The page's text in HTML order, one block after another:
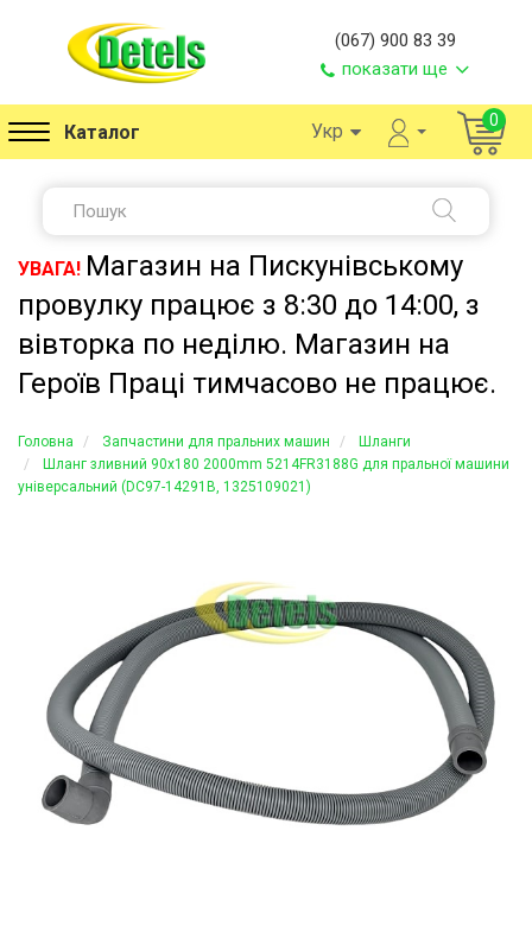
(067) 900 83 39
показати ще
Каталог Укр 0
УВАГА! Магазин на Пискунівському
провулку працює з 8:30 до 14:00, з
вівторка по неділю. Магазин на
Героїв Праці тимчасово не працює.
Головна Запчастини для пральних машин
Шланги
Шланг зливний 90x180 2000mm 5214FR3188G для пральної машини
універсальний (DC97-14291B, 1325109021)